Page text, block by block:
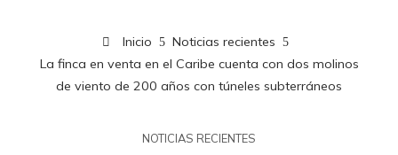
Inicio
Noticias recientes
La finca en venta en el Caribe cuenta con dos molinos
de viento de 200 años con túneles subterráneos
NOTICIAS RECIENTES